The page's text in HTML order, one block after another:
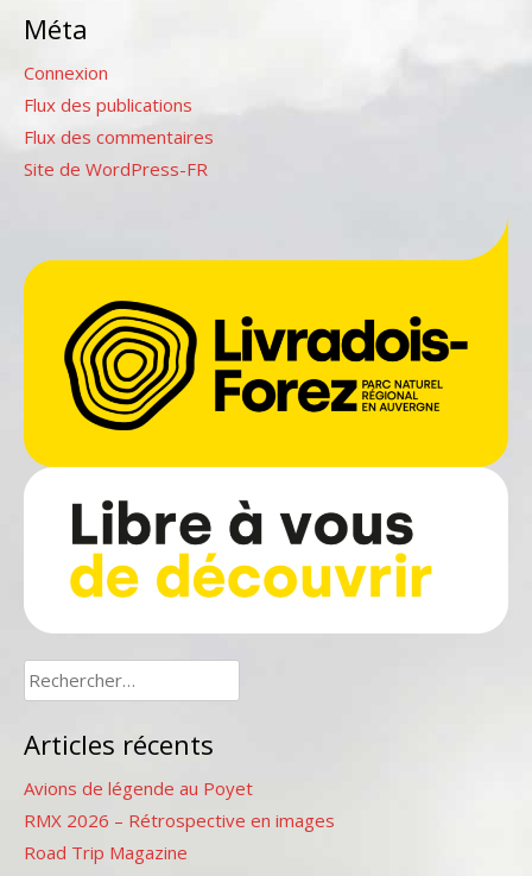
Méta
Connexion
Flux des publications
Flux des commentaires
Site de WordPress-FR
Rechercher :
Articles récents
Avions de légende au Poyet
RMX 2026 – Rétrospective en images
Road Trip Magazine